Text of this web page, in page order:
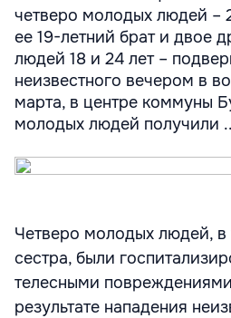
четверо молодых людей –
ее 19-летний брат и двое
людей 18 и 24 лет –
неизвестного вечером в
марта, в центре коммуны
молодых людей получили
Четверо молодых людей, в
сестра, были
телесными
результате нападения